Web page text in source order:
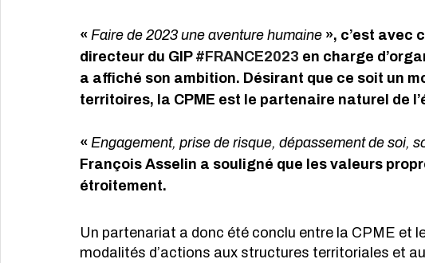
« Faire de 2023 une aventure humaine », c’est avec
directeur du GIP #FRANCE2023 en charge
a affiché son ambition. Désirant que ce soit un
territoires, la CPME est le partenaire naturel de
« Engagement, prise de risque, dépassement de soi,
François Asselin a souligné que les valeurs
étroitement.
Un partenariat a donc été conclu entre la CPME et
modalités d’actions aux structures territoriales et